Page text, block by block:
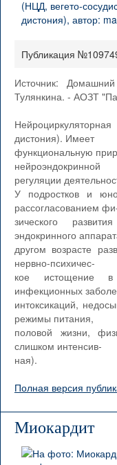
Публикация
Источник:
Тулянкина. - АОЗТ
дистония). Имеет
функциональную
нейроэндокринной
регуляции
У подростков и
рассогласованием
зического
эндокринного
другом возрасте
нервно-психичес-
кое истощение
инфекционных
интоксикаций,
режимы питания,
половой жизни,
слишком интенсив-
ная).
Полная версия
Миокардит